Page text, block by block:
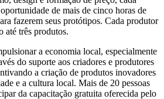
de mais de cinco horas de
fazerem seus protótipos. Cada produtor
até três produtos.
a economia local, especialmente
do suporte aos criadores e produtores
a criação de produtos inovadores
e a cultura local. Mais de 20 pessoas
da capacitação gratuita oferecida pelo